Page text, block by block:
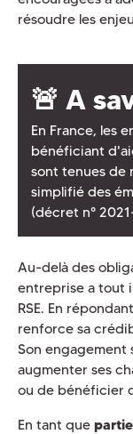
résoudre les
🚨 A
En France, les
bénéficiant
sont tenues de
simplifié des
(décret n°
Au-delà des
entreprise a tout
RSE. En
renforce sa
Son engagement
augmenter ses
ou de bénéficier
En tant que